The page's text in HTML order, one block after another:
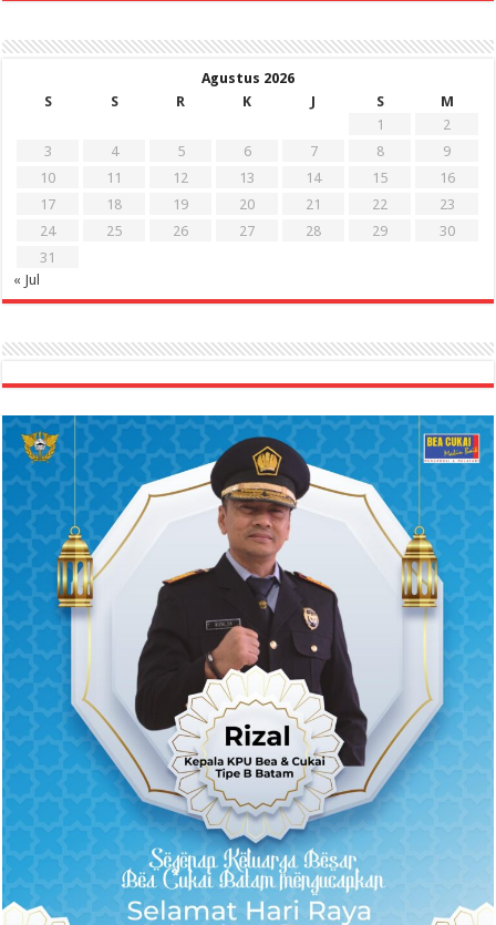
Agustus 2026
S
S R K J S
M
1
2
3
4 5 6 7 8
9
10
11 12 13 14 15
16
17
18 19 20 21 22
23
24
25 26 27 28 29
30
31
« Jul